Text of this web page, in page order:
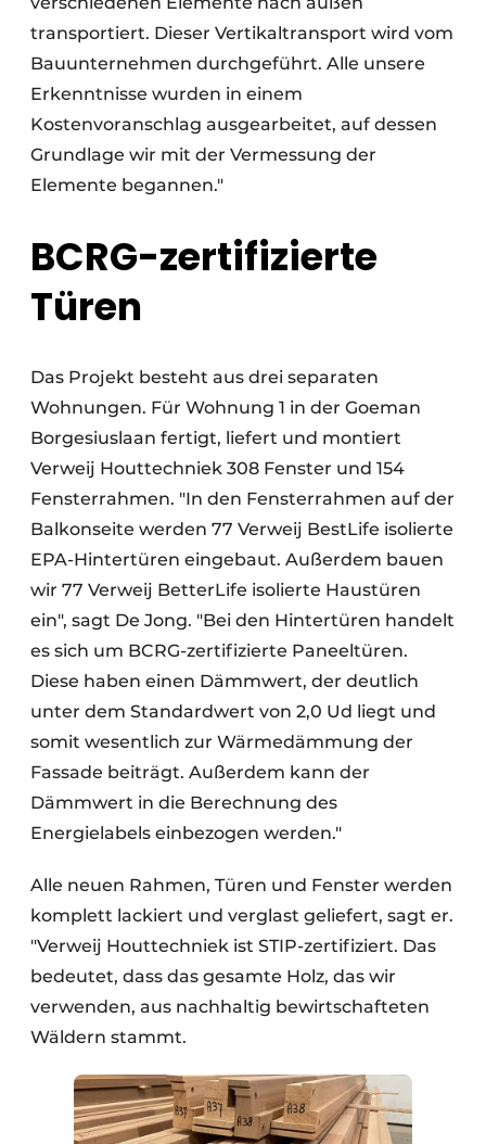
transportiert. Dieser Vertikaltransport wird vom
Bauunternehmen durchgeführt. Alle unsere
Erkenntnisse wurden in einem
Kostenvoranschlag ausgearbeitet, auf dessen
Grundlage wir mit der Vermessung der
Elemente begannen."
BCRG-zertifizierte
Türen
Das Projekt besteht aus drei separaten
Wohnungen. Für Wohnung 1 in der Goeman
Borgesiuslaan fertigt, liefert und montiert
Verweij Houttechniek 308 Fenster und 154
Fensterrahmen. "In den Fensterrahmen auf der
Balkonseite werden 77 Verweij BestLife isolierte
EPA-Hintertüren eingebaut. Außerdem bauen
wir 77 Verweij BetterLife isolierte Haustüren
ein", sagt De Jong. "Bei den Hintertüren handelt
es sich um BCRG-zertifizierte Paneeltüren.
Diese haben einen Dämmwert, der deutlich
unter dem Standardwert von 2,0 Ud liegt und
somit wesentlich zur Wärmedämmung der
Fassade beiträgt. Außerdem kann der
Dämmwert in die Berechnung des
Energielabels einbezogen werden."
Alle neuen Rahmen, Türen und Fenster werden
komplett lackiert und verglast geliefert, sagt er.
"Verweij Houttechniek ist STIP-zertifiziert. Das
bedeutet, dass das gesamte Holz, das wir
verwenden, aus nachhaltig bewirtschafteten
Wäldern stammt.